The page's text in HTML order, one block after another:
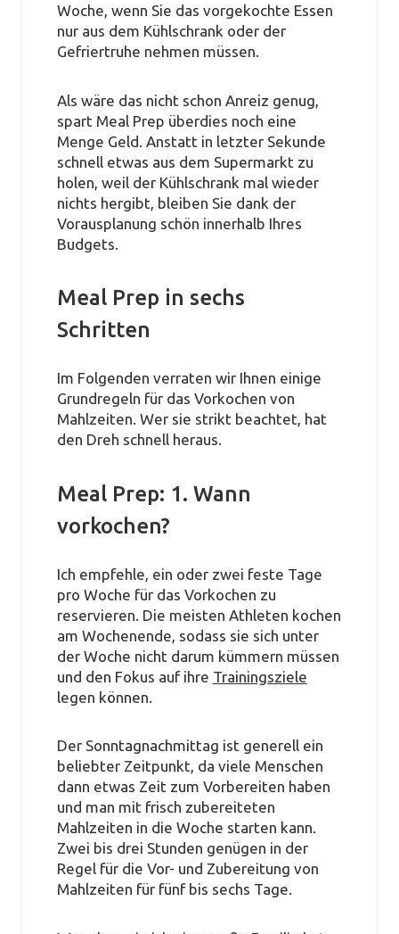
Woche, wenn Sie das vorgekochte Essen
nur aus dem Kühlschrank oder der
Gefriertruhe nehmen müssen.
Als wäre das nicht schon Anreiz genug,
spart Meal Prep überdies noch eine
Menge Geld. Anstatt in letzter Sekunde
schnell etwas aus dem Supermarkt zu
holen, weil der Kühlschrank mal wieder
nichts hergibt, bleiben Sie dank der
Vorausplanung schön innerhalb Ihres
Budgets.
Meal Prep in sechs
Schritten
Im Folgenden verraten wir Ihnen einige
Grundregeln für das Vorkochen von
Mahlzeiten. Wer sie strikt beachtet, hat
den Dreh schnell heraus.
Meal Prep: 1. Wann
vorkochen?
Ich empfehle, ein oder zwei feste Tage
pro Woche für das Vorkochen zu
reservieren. Die meisten Athleten kochen
am Wochenende, sodass sie sich unter
der Woche nicht darum kümmern müssen
und den Fokus auf ihre Trainingsziele
legen können.
Der Sonntagnachmittag ist generell ein
beliebter Zeitpunkt, da viele Menschen
dann etwas Zeit zum Vorbereiten haben
und man mit frisch zubereiteten
Mahlzeiten in die Woche starten kann.
Zwei bis drei Stunden genügen in der
Regel für die Vor- und Zubereitung von
Mahlzeiten für fünf bis sechs Tage.